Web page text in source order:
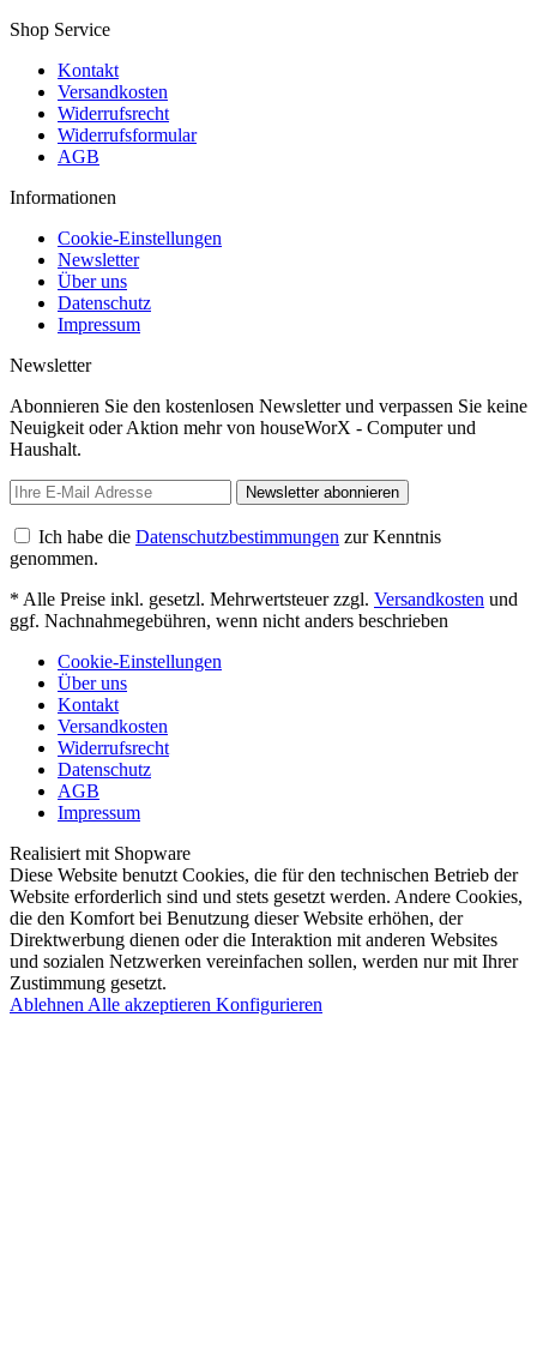
Shop Service
Kontakt
Versandkosten
Widerrufsrecht
Widerrufsformular
AGB
Informationen
Cookie-Einstellungen
Newsletter
Über uns
Datenschutz
Impressum
Newsletter
Abonnieren Sie den kostenlosen Newsletter und verpassen Sie keine
Neuigkeit oder Aktion mehr von houseWorX - Computer und
Haushalt.
Newsletter abonnieren
Ich habe die Datenschutzbestimmungen zur Kenntnis
genommen.
* Alle Preise inkl. gesetzl. Mehrwertsteuer zzgl. Versandkosten und
ggf. Nachnahmegebühren, wenn nicht anders beschrieben
Cookie-Einstellungen
Über uns
Kontakt
Versandkosten
Widerrufsrecht
Datenschutz
AGB
Impressum
Realisiert mit Shopware
Diese Website benutzt Cookies, die für den technischen Betrieb der
Website erforderlich sind und stets gesetzt werden. Andere Cookies,
die den Komfort bei Benutzung dieser Website erhöhen, der
Direktwerbung dienen oder die Interaktion mit anderen Websites
und sozialen Netzwerken vereinfachen sollen, werden nur mit Ihrer
Zustimmung gesetzt.
Ablehnen Alle akzeptieren Konfigurieren